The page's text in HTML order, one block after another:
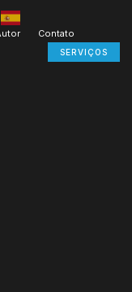
Contato
SERVIÇOS